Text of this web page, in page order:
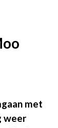
met
weer